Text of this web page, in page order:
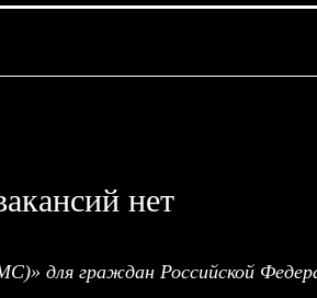
нет
для граждан Российской